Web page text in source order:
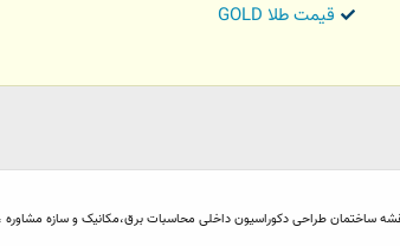
قیمت طلا GOLD